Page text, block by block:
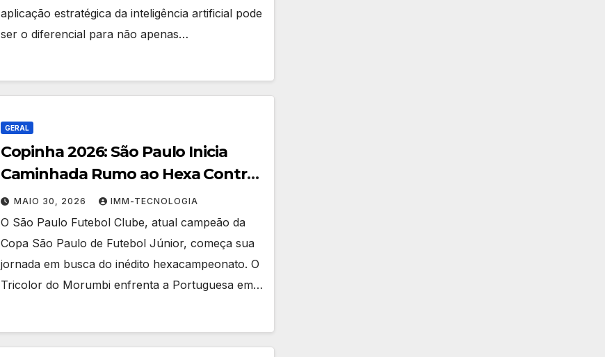
aplicação estratégica da inteligência artificial pode
ser o diferencial para não apenas…
GERAL
Copinha 2026: São Paulo Inicia
Caminhada Rumo ao Hexa Contra
a Portuguesa – Onde Assistir ao
Vivo!
MAIO 30, 2026 IMM-TECNOLOGIA
O São Paulo Futebol Clube, atual campeão da
Copa São Paulo de Futebol Júnior, começa sua
jornada em busca do inédito hexacampeonato. O
Tricolor do Morumbi enfrenta a Portuguesa em…